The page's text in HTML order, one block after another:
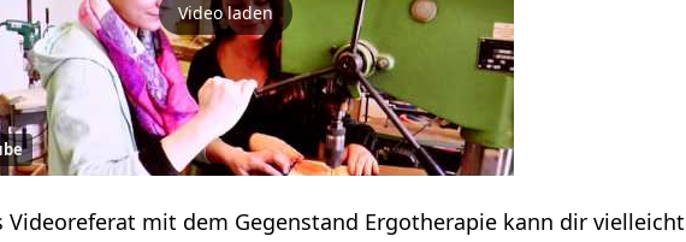
Video laden
Videoreferat mit dem Gegenstand Ergotherapie kann dir